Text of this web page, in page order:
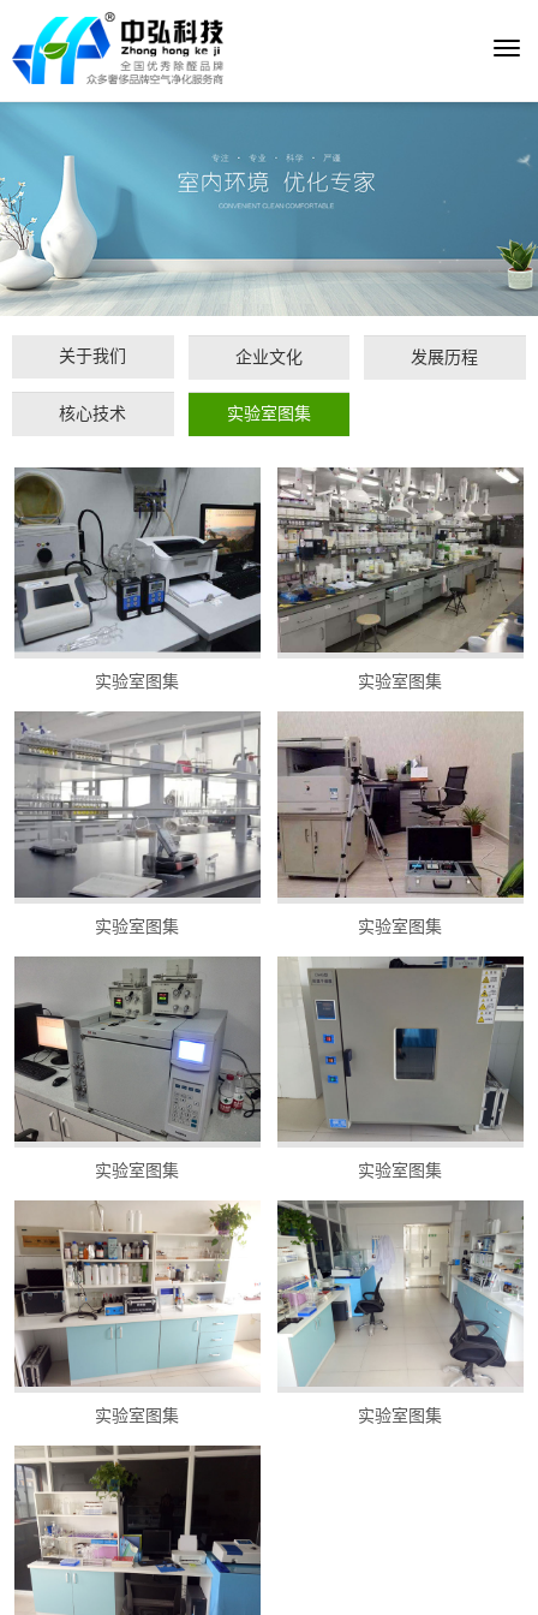
关于我们 企业文化 发展历程
核心技术 实验室图集
实验室图集 实验室图集
实验室图集 实验室图集
实验室图集 实验室图集
实验室图集 实验室图集